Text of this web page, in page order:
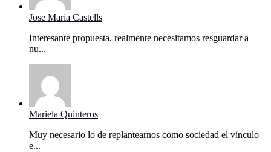
Jose Maria Castells
Interesante propuesta, realmente necesitamos resguardar a
nu...
Mariela Quinteros
Muy necesario lo de replantearnos como sociedad el vínculo
e...